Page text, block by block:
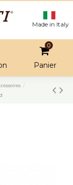
Made in Italy
0
Panier